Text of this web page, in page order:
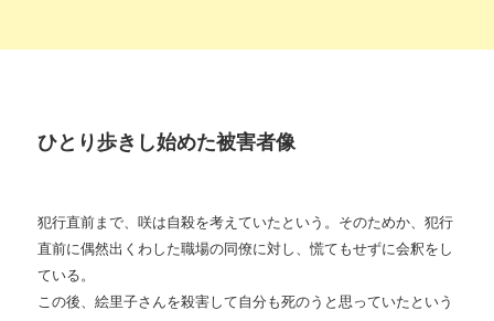
ひとり歩きし始めた被害者像
犯行直前まで、咲は自殺を考えていたという。そのためか、犯行
直前に偶然出くわした職場の同僚に対し、慌てもせずに会釈をし
ている。
この後、絵里子さんを殺害して自分も死のうと思っていたという